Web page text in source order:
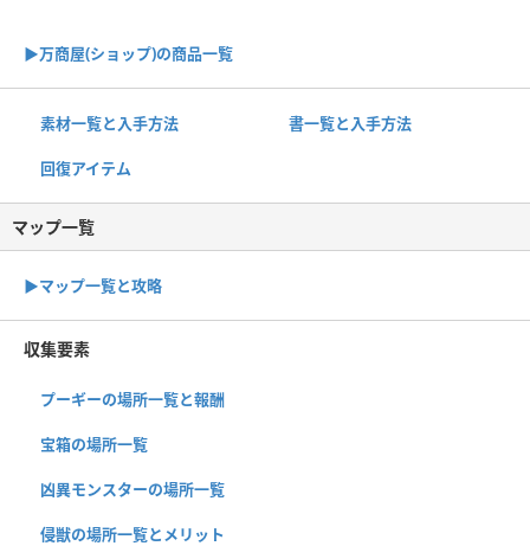
▶︎万商屋(ショップ)の商品一覧
素材一覧と入手方法 書一覧と入手方法
回復アイテム
マップ一覧
▶︎マップ一覧と攻略
収集要素
プーギーの場所一覧と報酬
宝箱の場所一覧
凶異モンスターの場所一覧
侵獣の場所一覧とメリット